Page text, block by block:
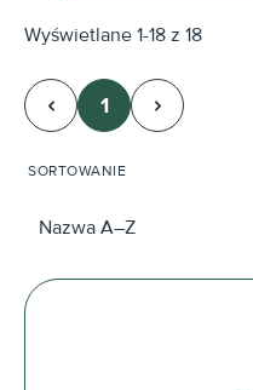
Wyświetlane 1-18 z 18
Strona
1
SORTOWANIE